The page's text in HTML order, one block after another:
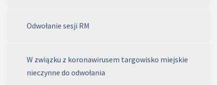
Odwołanie sesji RM
W związku z koronawirusem targowisko miejskie
nieczynne do odwołania